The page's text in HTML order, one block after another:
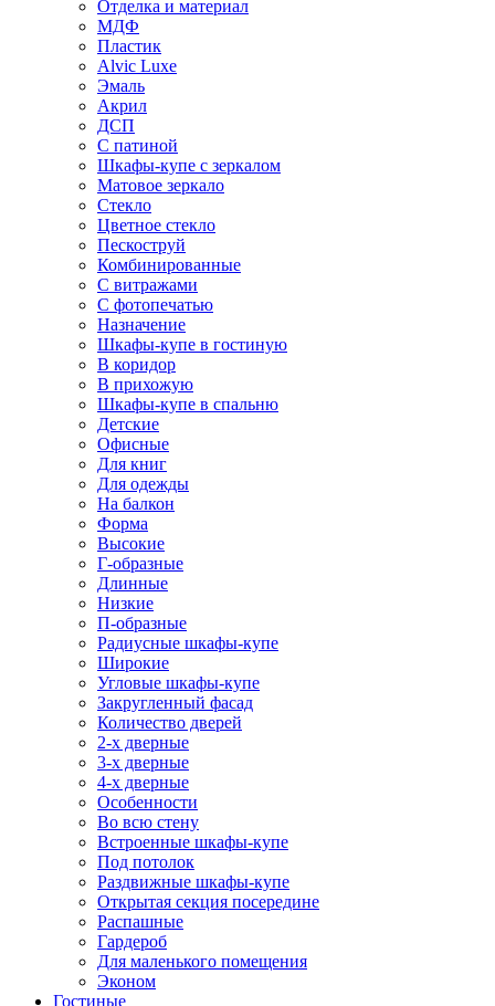
Отделка и материал
МДФ
Пластик
Alvic Luxe
Эмаль
Акрил
ДСП
С патиной
Шкафы-купе с зеркалом
Матовое зеркало
Стекло
Цветное стекло
Пескоструй
Комбинированные
С витражами
С фотопечатью
Назначение
Шкафы-купе в гостиную
В коридор
В прихожую
Шкафы-купе в спальню
Детские
Офисные
Для книг
Для одежды
На балкон
Форма
Высокие
Г-образные
Длинные
Низкие
П-образные
Радиусные шкафы-купе
Широкие
Угловые шкафы-купе
Закругленный фасад
Количество дверей
2-х дверные
3-х дверные
4-х дверные
Особенности
Во всю стену
Встроенные шкафы-купе
Под потолок
Раздвижные шкафы-купе
Открытая секция посередине
Распашные
Гардероб
Для маленького помещения
Эконом
Гостиные